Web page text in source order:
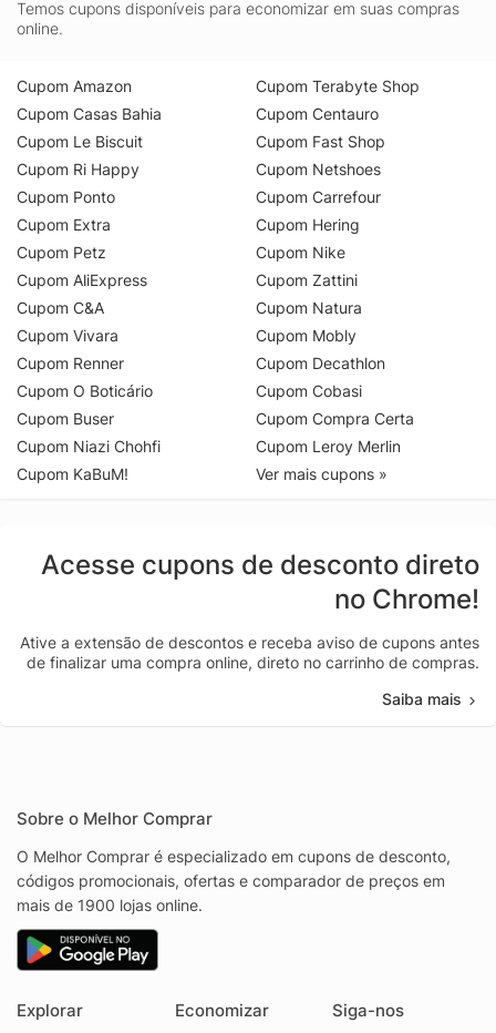
Temos cupons disponíveis para economizar em suas compras
online.
Cupom Amazon
Cupom Casas Bahia
Cupom Le Biscuit
Cupom Ri Happy
Cupom Ponto
Cupom Extra
Cupom Petz
Cupom AliExpress
Cupom C&A
Cupom Vivara
Cupom Renner
Cupom O Boticário
Cupom Buser
Cupom Niazi Chohfi
Cupom KaBuM!
Cupom Terabyte Shop
Cupom Centauro
Cupom Fast Shop
Cupom Netshoes
Cupom Carrefour
Cupom Hering
Cupom Nike
Cupom Zattini
Cupom Natura
Cupom Mobly
Cupom Decathlon
Cupom Cobasi
Cupom Compra Certa
Cupom Leroy Merlin
Ver mais cupons »
Acesse cupons de desconto direto
no Chrome!
Ative a extensão de descontos e receba aviso de cupons antes
de finalizar uma compra online, direto no carrinho de compras.
Saiba mais
Sobre o Melhor Comprar
O Melhor Comprar é especializado em cupons de desconto,
códigos promocionais, ofertas e comparador de preços em
mais de 1900 lojas online.
Explorar Economizar Siga-nos